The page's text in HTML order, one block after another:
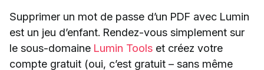
Supprimer un mot de passe d’un PDF avec Lumin
est un jeu d’enfant. Rendez-vous simplement sur
le sous-domaine Lumin Tools et créez votre
compte gratuit (oui, c’est gratuit – sans même